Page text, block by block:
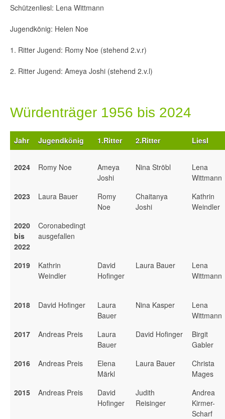
Schützenliesl: Lena Wittmann
Jugendkönig: Helen Noe
1. Ritter Jugend: Romy Noe (stehend 2.v.r)
2. Ritter Jugend: Ameya Joshi (stehend 2.v.l)
Würdenträger 1956 bis 2024
Jahr Jugendkönig 1.Ritter 2.Ritter Liesl
2024 Romy Noe
Ameya
Joshi
Nina Ströbl
Lena
Wittmann
2023
Laura Bauer
Romy
Noe
Chaitanya
Joshi
Kathrin
Weindler
2020
bis
2022
Coronabedingt
ausgefallen
2019
Kathrin
Weindler
David
Hofinger
Laura Bauer
Lena
Wittmann
2018 David Hofinger
Laura
Bauer
Nina Kasper
Lena
Wittmann
2017
Andreas Preis
Laura
Bauer
David Hofinger
Birgit
Gabler
2016
Andreas Preis
Elena
Märkl
Laura Bauer
Christa
Mages
2015
Andreas Preis
David
Hofinger
Judith
Reisinger
Andrea
Kirmer-
Scharf